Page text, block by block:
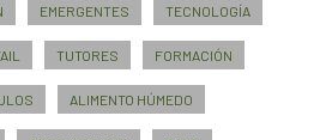
EMERGENTES TECNOLOGÍA
TUTORES FORMACIÓN
ALIMENTO HÚMEDO